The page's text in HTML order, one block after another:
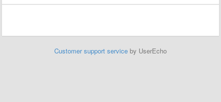
Customer support service by UserEcho